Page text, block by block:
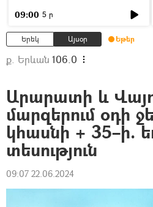
09:00 5 ր
Երեկ Այսօր Եթեր
ք. Երևան 106.0
Արարատի և
մարզերում օդի
կհասնի + 35–ի.
տեսություն
09:07 22.06.2024